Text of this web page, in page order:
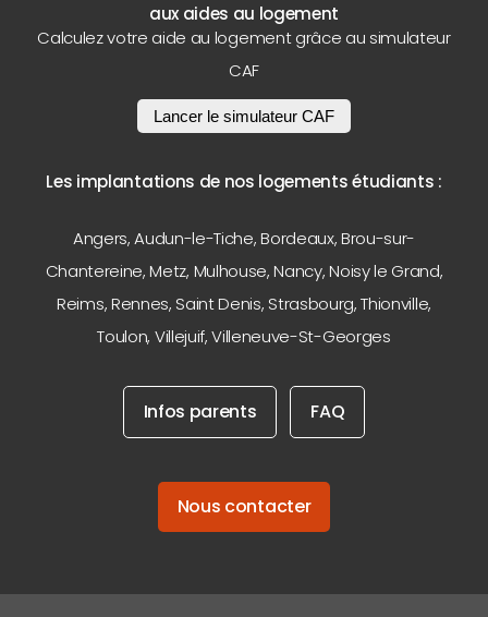
aux aides au logement
Calculez votre aide au logement grâce au simulateur
CAF
Lancer le simulateur CAF
Les implantations de nos logements étudiants :
Angers,Audun-le-Tiche,Bordeaux,Brou-sur-
Chantereine,Metz, Mulhouse,Nancy,Noisy le Grand,
Reims,Rennes, Saint Denis, Strasbourg,Thionville,
Toulon, Villejuif,Villeneuve-St-Georges
Infos parents FAQ
Nous contacter